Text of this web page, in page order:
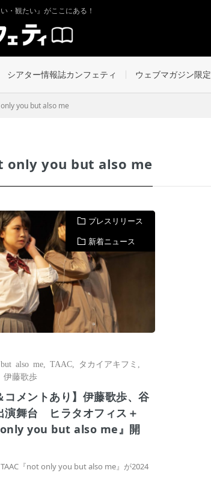
・観たい』がここにある！
シアター情報誌カンフェティ ウェブマガジン限定
you but also me
only you but also me
プレスリリース
新着ニュース
also me
TAAC タカイアキフミ
伊藤歌歩
コメントあり】伊藤歌歩、谷
演舞台 ヒラタオフィス＋
you but also me』開
『not only you but also me』が2024